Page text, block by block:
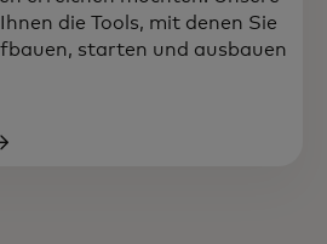
die Tools, mit denen Sie
starten und ausbauen